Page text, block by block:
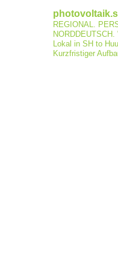
REGIONAL.
NORDDEUTSCH.
Lokal in SH to
Kurzfristiger